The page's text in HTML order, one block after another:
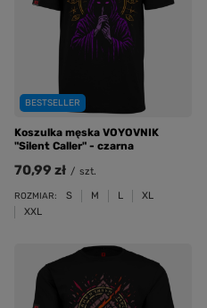
BESTSELLER
Koszulka męska VOYOVNIK
"Silent Caller" - czarna
70,99 zł / szt.
ROZMIAR: S M L
XL
XXL